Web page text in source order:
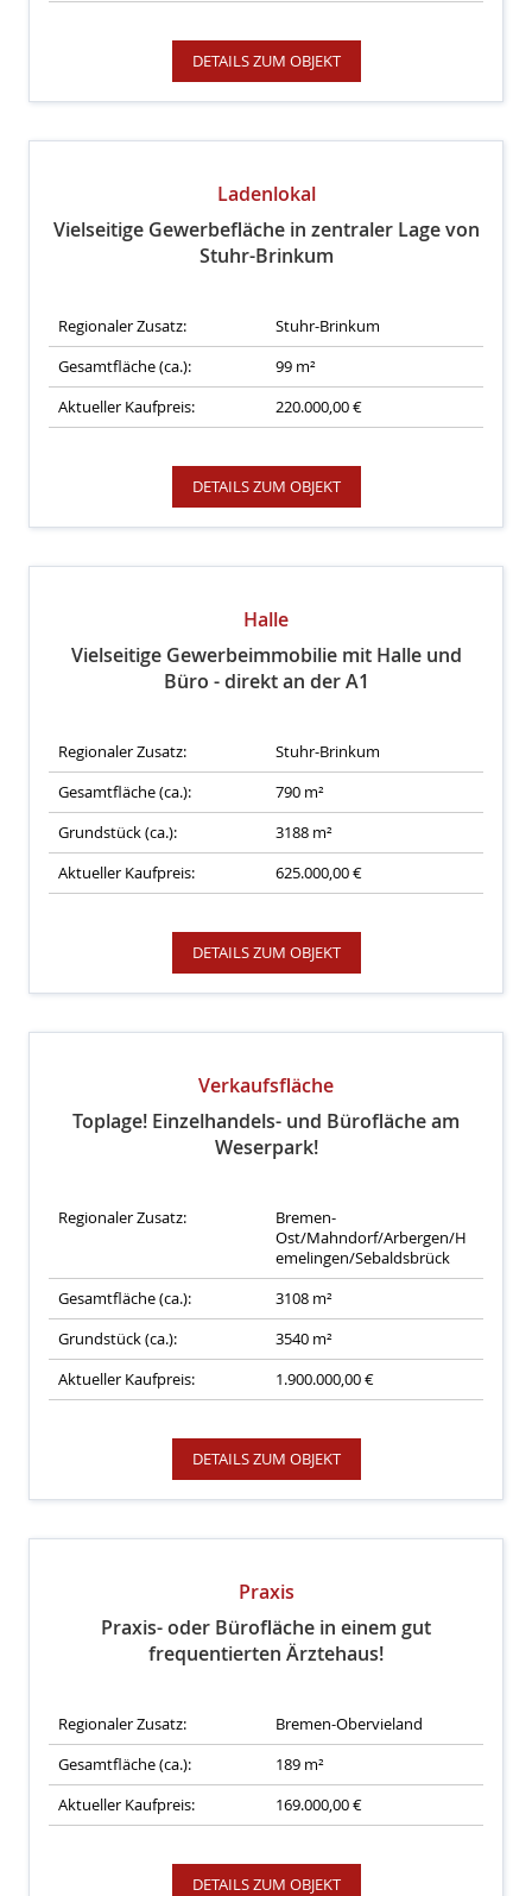
DETAILS ZUM OBJEKT
Ladenlokal
Vielseitige Gewerbefläche in zentraler Lage von
Stuhr-Brinkum
Regionaler Zusatz:
Stuhr-Brinkum
Gesamtfläche (ca.):
99 m²
Aktueller Kaufpreis:
220.000,00 €
DETAILS ZUM OBJEKT
Halle
Vielseitige Gewerbeimmobilie mit Halle und
Büro - direkt an der A1
Regionaler Zusatz:
Stuhr-Brinkum
Gesamtfläche (ca.):
790 m²
Grundstück (ca.):
3188 m²
Aktueller Kaufpreis:
625.000,00 €
DETAILS ZUM OBJEKT
Verkaufsfläche
Toplage! Einzelhandels- und Bürofläche am
Weserpark!
Regionaler Zusatz:
Bremen-
Ost/Mahndorf/Arbergen/H
emelingen/Sebaldsbrück
Gesamtfläche (ca.):
3108 m²
Grundstück (ca.):
3540 m²
Aktueller Kaufpreis:
1.900.000,00 €
DETAILS ZUM OBJEKT
Praxis
Praxis- oder Bürofläche in einem gut
frequentierten Ärztehaus!
Regionaler Zusatz:
Bremen-Obervieland
Gesamtfläche (ca.):
189 m²
Aktueller Kaufpreis:
169.000,00 €
DETAILS ZUM OBJEKT